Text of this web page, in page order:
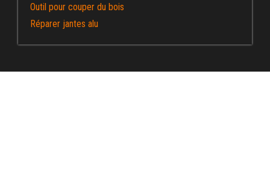
Outil pour couper du bois
Réparer jantes alu